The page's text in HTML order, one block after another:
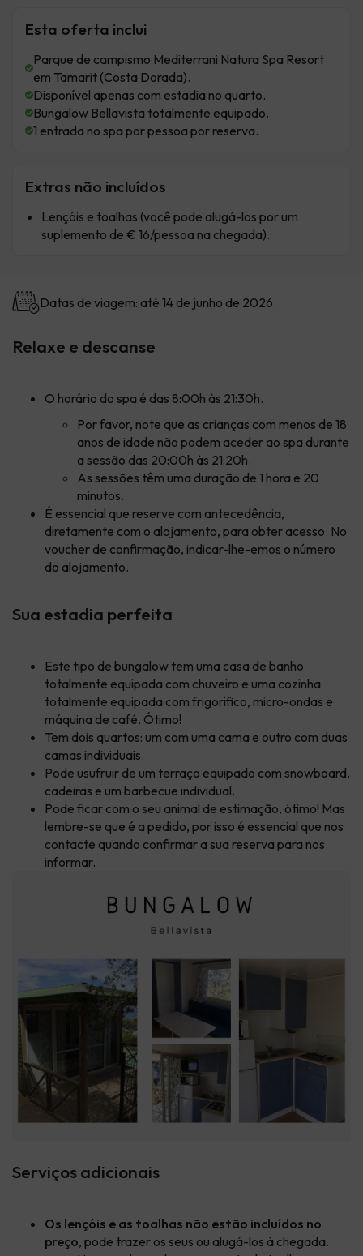
Esta oferta inclui
Parque de campismo Mediterrani Natura Spa Resort
em Tamarit (Costa Dorada).
Disponível apenas com estadia no quarto.
Bungalow Bellavista totalmente equipado.
1 entrada no spa por pessoa por reserva.
Extras não incluídos
Lençóis e toalhas (você pode alugá-los por um
suplemento de € 16/pessoa na chegada).
Datas de viagem: até 14 de junho de 2026.
Relaxe e descanse
O horário do spa é das 8:00h às 21:30h.
Por favor, note que as crianças com menos de 18
anos de idade não podem aceder ao spa durante
a sessão das 20:00h às 21:20h.
As sessões têm uma duração de 1 hora e 20
minutos.
É essencial que reserve com antecedência,
diretamente com o alojamento, para obter acesso. No
voucher de confirmação, indicar-lhe-emos o número
do alojamento.
Sua estadia perfeita
Este tipo de bungalow tem uma casa de banho
totalmente equipada com chuveiro e uma cozinha
totalmente equipada com frigorífico, micro-ondas e
máquina de café. Ótimo!
Tem dois quartos: um com uma cama e outro com duas
camas individuais.
Pode usufruir de um terraço equipado com snowboard,
cadeiras e um barbecue individual.
Pode ficar com o seu animal de estimação, ótimo! Mas
lembre-se que é a pedido, por isso é essencial que nos
contacte quando confirmar a sua reserva para nos
informar.
Serviços adicionais
Os lençóis e as toalhas não estão incluídos no
preço, pode trazer os seus ou alugá-los à chegada.